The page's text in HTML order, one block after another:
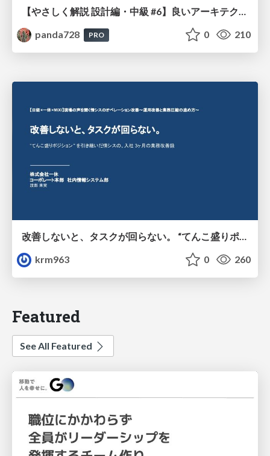
【やさしく解説 設計編・中級 #6】良いアーキテクチャとは ～ 一本の登り道の、行き先 ～
panda728
PRO 0 210
改善しないと、タスクが回らない。 “てんこ盛りポジション” を引き継いだ情シスの、入社3ヶ月の業務改善録
krm963
0 260
Featured
See All Featured